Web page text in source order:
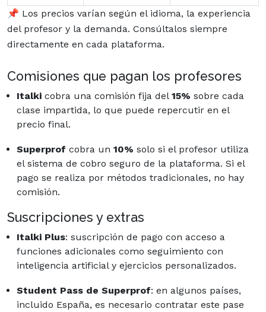
📌 Los precios varían según el idioma, la experiencia
del profesor y la demanda. Consúltalos siempre
directamente en cada plataforma.
Comisiones que pagan los profesores
Italki cobra una comisión fija del 15% sobre cada
clase impartida, lo que puede repercutir en el
precio final.
Superprof cobra un 10% solo si el profesor utiliza
el sistema de cobro seguro de la plataforma. Si el
pago se realiza por métodos tradicionales, no hay
comisión.
Suscripciones y extras
Italki Plus: suscripción de pago con acceso a
funciones adicionales como seguimiento con
inteligencia artificial y ejercicios personalizados.
Student Pass de Superprof: en algunos países,
incluido España, es necesario contratar este pase